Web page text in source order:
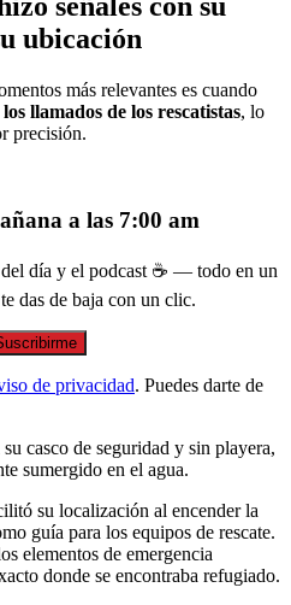
ubicación
más relevantes es cuando
llamados de los rescatistas, lo
precisión.
a las 7:00 am
día y el podcast ☕ — todo en un
das de baja con un clic.
de privacidad. Puedes darte de
casco de seguridad y sin playera,
sumergido en el agua.
su localización al encender la
guía para los equipos de rescate.
elementos de emergencia
donde se encontraba refugiado.